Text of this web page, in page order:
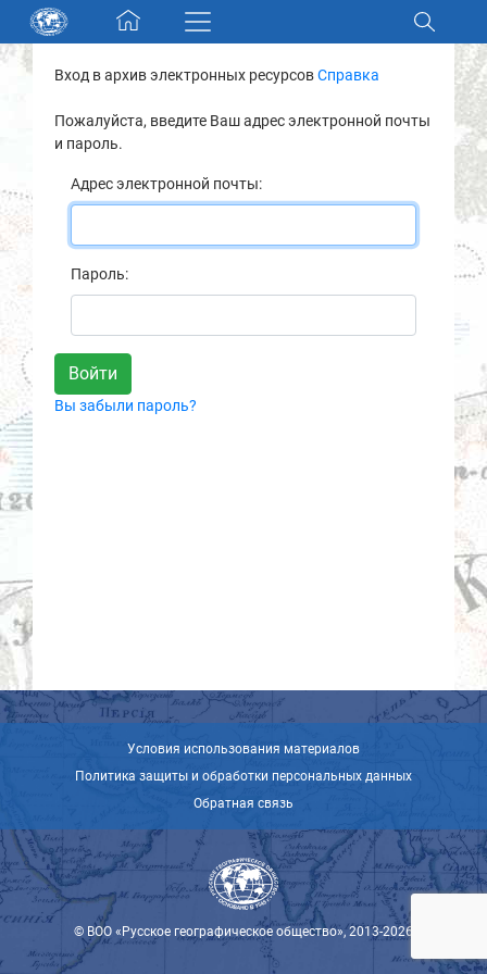
Skip navigation
Разделы и коллекции
Электронный каталог
Новости
О нас
Контакты
Партнеры
Вход в архив электронных ресурсовСправка
Пожалуйста, введите Ваш адрес электронной почты
и пароль.
Адрес электронной почты:
Пароль:
Вы забыли пароль?
Условия использования материалов
Политика защиты и обработки персональных данных
Обратная связь
© ВОО «Русское географическое общество», 2013-2026